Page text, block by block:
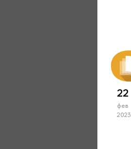
22
фев
2023